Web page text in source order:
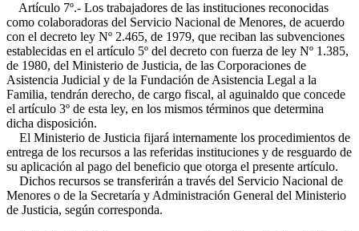
Artículo 7º.- Los trabajadores de las instituciones reconocidas
como colaboradoras del Servicio Nacional de Menores, de acuerdo
con el decreto ley Nº 2.465, de 1979, que reciban las subvenciones
establecidas en el artículo 5º del decreto con fuerza de ley Nº 1.385,
de 1980, del Ministerio de Justicia, de las Corporaciones de
Asistencia Judicial y de la Fundación de Asistencia Legal a la
Familia, tendrán derecho, de cargo fiscal, al aguinaldo que concede
el artículo 3º de esta ley, en los mismos términos que determina
dicha disposición.
El Ministerio de Justicia fijará internamente los procedimientos de
entrega de los recursos a las referidas instituciones y de resguardo de
su aplicación al pago del beneficio que otorga el presente artículo.
Dichos recursos se transferirán a través del Servicio Nacional de
Menores o de la Secretaría y Administración General del Ministerio
de Justicia, según corresponda.